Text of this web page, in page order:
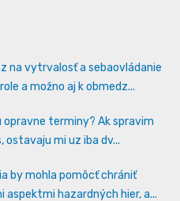
na vytrvalosť a sebaovládanie
a možno aj k obmedz...
opravne terminy? Ak spravim
mi uz iba dv...
by mohla pomôcť chrániť
hazardných hier, a...